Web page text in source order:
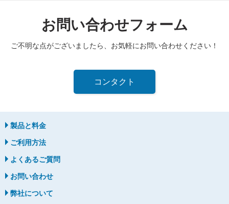
場合は、追加料金が発生します。
お問い合わせフォーム
ご不明な点がございましたら、お気軽にお問い合わせください！
コンタクト
製品と料金
ご利用方法
よくあるご質問
お問い合わせ
弊社について